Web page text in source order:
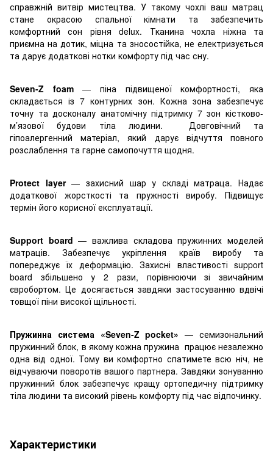
справжній витвір мистецтва. У такому чохлі ваш матрац
стане окрасою спальної кімнати та забезпечить
комфортний сон рівня delux. Тканина чохла ніжна та
приємна на дотик, міцна та зносостійка, не електризується
та дарує додаткові нотки комфорту під час сну.
Seven-Z foam
— піна підвищеної комфортності, яка
складається із 7 контурних зон. Кожна зона забезпечує
точну та досконалу анатомічну підтримку 7 зон кістково-
м’язової будови тіла людини. Довговічний та
гіпоалергенний матеріал, який дарує відчуття повного
розслаблення та гарне самопочуття щодня.
Protect layer— захисний шар у складі матраца. Надає
додаткової жорсткості та пружності виробу. Підвищує
термін його корисної експлуатації.
Support board— важлива складова пружинних моделей
матраців. Забезпечує укріплення країв виробу та
попереджує їх деформацію. Захисні властивості support
board збільшено у 2 рази, порівнюючи зі звичайним
євробортом. Це досягається завдяки застосуванню вдвічі
товщої піни високої щільності.
Пружинна система «Seven-Z pocket»— семизональний
пружинний блок, в якому кожна пружина працює незалежно
одна від одної. Тому ви комфортно спатимете всю ніч, не
відчуваючи поворотів вашого партнера. Завдяки зонуванню
пружинний блок забезпечує кращу ортопедичну підтримку
тіла людини та високий рівень комфорту під час відпочинку.
Характеристики